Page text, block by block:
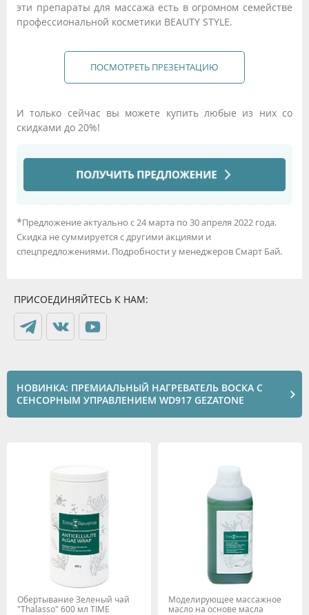
эти препараты для массажа есть в огромном семействе
профессиональной косметики BEAUTY STYLE.
ПОСМОТРЕТЬ ПРЕЗЕНТАЦИЮ
И только сейчас вы можете купить любые из них со
скидками до 20%!
*Предложение актуально с 24 марта по 30 апреля 2022 года.
Скидка не суммируется с другими акциями и
спецпредложениями. Подробности у менеджеров Смарт Бай.
ПРИСОЕДИНЯЙТЕСЬ К НАМ:
НОВИНКА: ПРЕМИАЛЬНЫЙ НАГРЕВАТЕЛЬ ВОСКА С
СЕНСОРНЫМ УПРАВЛЕНИЕМ WD917 GEZATONE
Обертывание Зеленый чай
"Thalasso" 600 мл TIME
Моделирующее массажное
масло на основе масла